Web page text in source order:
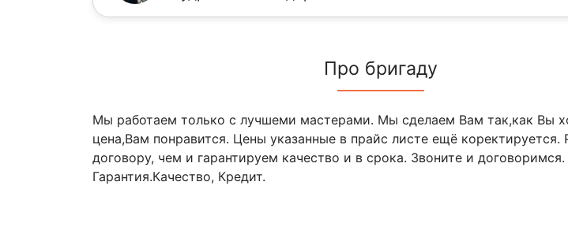
Про бригаду
Мы работаем только с лучшеми мастерами. Мы сделаем Вам так,как Вы
цена,Вам понравится. Цены указанные в прайс листе ещё коректируется.
договору, чем и гарантируем качество и в срока. Звоните и договоримся.
Гарантия.Качество, Кредит.